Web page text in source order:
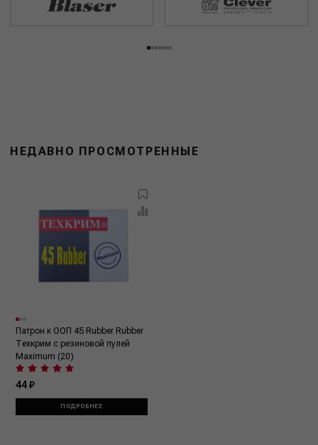
НЕДАВНО ПРОСМОТРЕННЫЕ
Патрон к ООП 45 Rubber Rubber
Техкрим с резиновой пулей
Maximum (20)
44 ₽
ПОДРОБНЕЕ